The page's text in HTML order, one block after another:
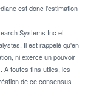
est donc l'estimation
Systems Inc et
Il est rappelé qu'en
ni exercé un pouvoir
A toutes fins utiles, les
de ce consensus